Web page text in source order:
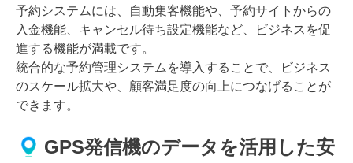
予約システムには、自動集客機能や、予約サイトからの
入金機能、キャンセル待ち設定機能など、ビジネスを促
進する機能が満載です。
統合的な予約管理システムを導入することで、ビジネス
のスケール拡大や、顧客満足度の向上につなげることが
できます。
GPS発信機のデータを活用した安